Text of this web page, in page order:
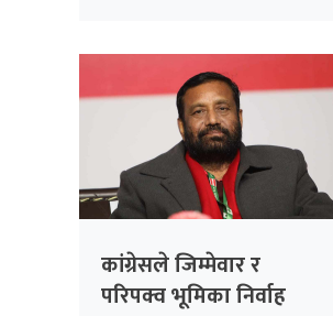
कांग्रेसले जिम्मेवार र
परिपक्व भूमिका निर्वाह